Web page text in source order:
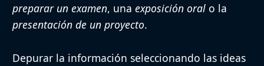
preparar un examen, una exposición oral o la
presentación de un proyecto.
Depurar la información seleccionando las ideas